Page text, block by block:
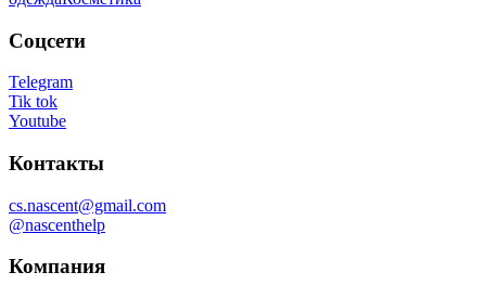
Соцсети
Telegram
Tik tok
Youtube
Контакты
cs.nascent@gmail.com
@nascenthelp
Компания